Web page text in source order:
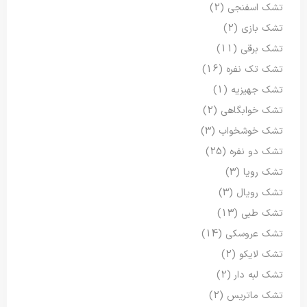
تشک اسفنجی (2)
تشک بازی (2)
تشک برقی (11)
تشک تک نفره (16)
تشک جهیزیه (1)
تشک خوابگاهی (2)
تشک خوشخواب (3)
تشک دو نفره (25)
تشک رویا (3)
تشک رویال (3)
تشک طبی (13)
تشک عروسکی (14)
تشک لایکو (2)
تشک لبه دار(2)
تشک ماتریس (2)